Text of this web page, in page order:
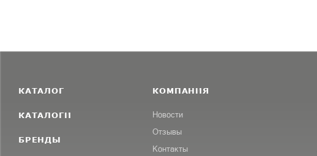
КАТАЛОГ
КАТАЛОГИ
БРЕНДЫ
КОМПАНИЯ
Новости
Отзывы
Контакты